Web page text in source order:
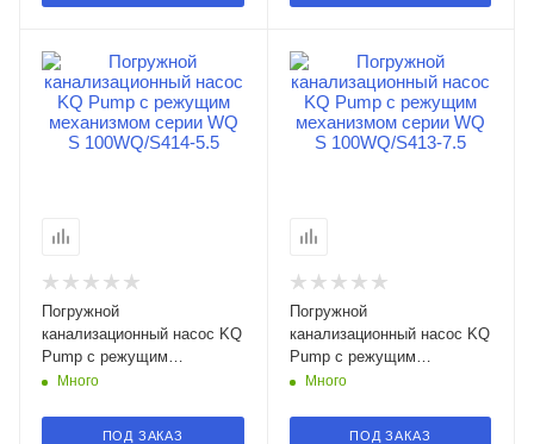
Погружной
канализационный насос KQ
Pump с режущим
механизмом серии WQ S
Смоленске
Много
ПОД ЗАКАЗ
Погружной
канализационный насос KQ
Pump с режущим
механизмом серии WQ S
Смоленске
Много
ПОД ЗАКАЗ